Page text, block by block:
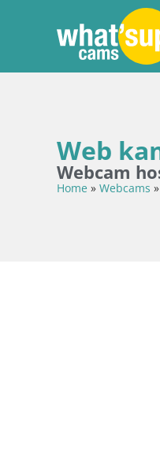
Web
Webcam
Home » Webcams »